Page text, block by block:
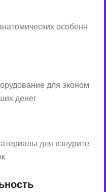
особенн
для эконом
денег
для изнурите